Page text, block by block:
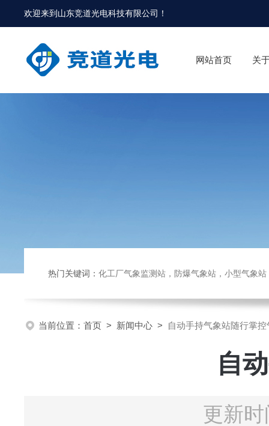
欢迎来到 山东竞道光电科技有限公司 ！
网站首页 关
热门关键词： 化工厂气象监测站，防爆气象站，小型气象站，化
当前位置： 首页 > 新闻中心 > 自动手持气象站随行掌控
自
更新